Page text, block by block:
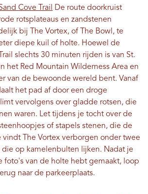
Cove Trail
De route doorkruist
rotsplateaus en zandstenen
bij The Vortex, of The Bowl, te
diepe kuil of holte. Hoewel de
slechts 30 minuten rijden is van St.
het Red Mountain Wilderness Area en
van de bewoonde wereld bent. Vanaf
het pad af door een droge
vervolgens over gladde rotsen, die
waren. Let tijdens je tocht over de
of stapels stenen, die de
vindt The Vortex verborgen onder twee
op kamelenbulten lijken. Nadat je
foto's van de holte hebt gemaakt, loop
naar de parkeerplaats.